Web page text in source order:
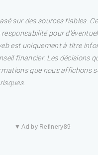
sur des sources fiables.
pour
est uniquement à titre
financier. Les décisions
que nous affichons
▼ Ad by Refinery89